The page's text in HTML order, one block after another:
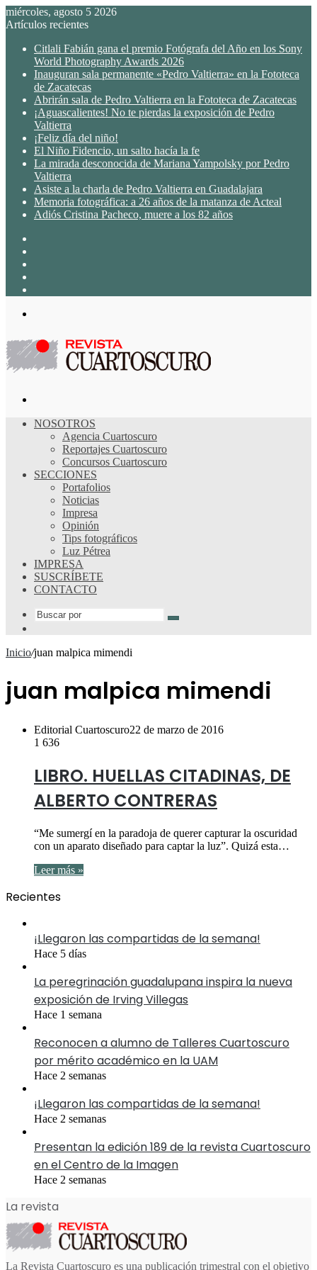
miércoles, agosto 5 2026
Artículos recientes
Citlali Fabián gana el premio Fotógrafa del Año en los Sony
World Photography Awards 2026
Inauguran sala permanente «Pedro Valtierra» en la Fototeca
de Zacatecas
Abrirán sala de Pedro Valtierra en la Fototeca de Zacatecas
¡Aguascalientes! No te pierdas la exposición de Pedro
Valtierra
¡Feliz día del niño!
El Niño Fidencio, un salto hacía la fe
La mirada desconocida de Mariana Yampolsky por Pedro
Valtierra
Asiste a la charla de Pedro Valtierra en Guadalajara
Memoria fotográfica: a 26 años de la matanza de Acteal
Adiós Cristina Pacheco, muere a los 82 años
NOSOTROS
Agencia Cuartoscuro
Reportajes Cuartoscuro
Concursos Cuartoscuro
SECCIONES
Portafolios
Noticias
Impresa
Opinión
Tips fotográficos
Luz Pétrea
IMPRESA
SUSCRÍBETE
CONTACTO
Buscar
azar
Inicio/juan malpica mimendi
juan malpica mimendi
Editorial Cuartoscuro22 de marzo de 2016
1 636
LIBRO. HUELLAS CITADINAS, DE
ALBERTO CONTRERAS
“Me sumergí en la paradoja de querer capturar la oscuridad
con un aparato diseñado para captar la luz”. Quizá esta…
Leer más »
Recientes
¡Llegaron las compartidas de la semana!
Hace 5 días
La peregrinación guadalupana inspira la nueva
exposición de Irving Villegas
Hace 1 semana
Reconocen a alumno de Talleres Cuartoscuro
por mérito académico en la UAM
Hace 2 semanas
¡Llegaron las compartidas de la semana!
Hace 2 semanas
Presentan la edición 189 de la revista Cuartoscuro
en el Centro de la Imagen
Hace 2 semanas
La revista
La Revista Cuartoscuro es una publicación trimestral con el objetivo